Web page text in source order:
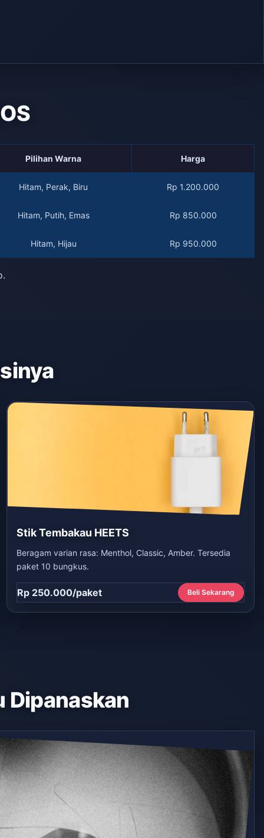
Pilihan Warna Harga
Hitam, Perak, Biru Rp 1.200.000
Hitam, Putih, Emas Rp 850.000
Hitam, Hijau Rp 950.000
Stik Tembakau HEETS
Beragam varian rasa: Menthol, Classic, Amber. Tersedia
paket 10 bungkus.
Rp 250.000/paket Beli Sekarang
Dipanaskan